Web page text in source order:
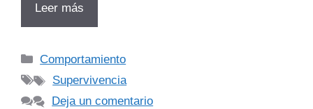
Leer más
Categorías
Comportamiento
Etiquetas
Supervivencia
Deja un comentario